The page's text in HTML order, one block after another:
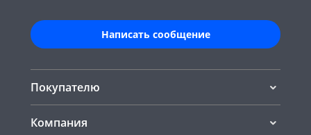
Написать сообщение
Покупателю
Компания